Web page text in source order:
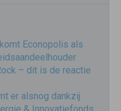
Econopolis als
– dit is de reactie
er alsnog dankzij